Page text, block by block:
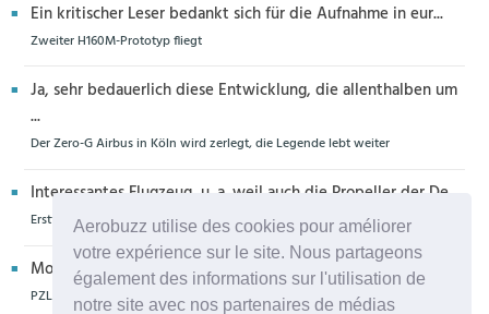
Aerobuzz utilise des cookies pour améliorer
votre expérience sur le site. Nous partageons
également des informations sur l'utilisation de
notre site avec nos partenaires de médias
Ein kritischer Leser bedankt sich für die Aufnahme in eur...
Zweiter H160M-Prototyp fliegt
Ja, sehr bedauerlich diese Entwicklung, die allenthalben um
...
Der Zero-G Airbus in Köln wird zerlegt, die Legende lebt weiter
Interessantes Flugzeug, u. a. weil auch die Propeller der De...
Erstflug der Piper Seminole DX mit DeltaHawk-Motoren
Moin aus Schiffdorf, danke für die Nachricht. Ich meine,da...
PZL Mielec fertigt die ersten S-70 Firehawk